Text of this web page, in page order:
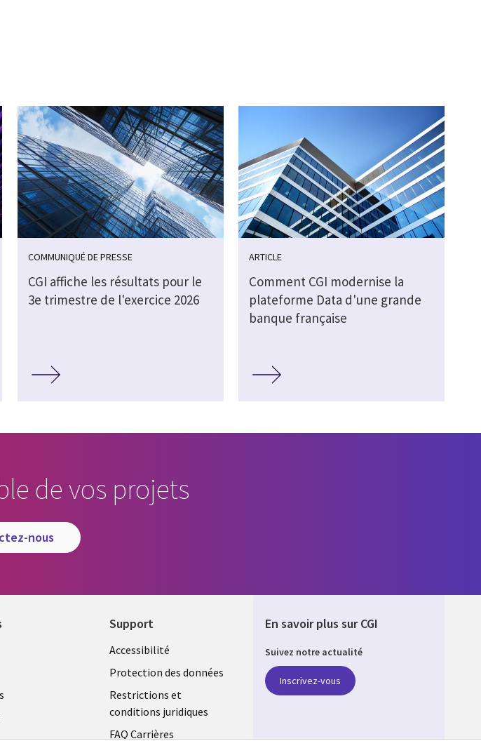
COMMUNIQUÉ DE PRESSE
CGI affiche les résultats pour le
3e trimestre de l'exercice 2026
ARTICLE
Comment CGI modernise la
plateforme Data d'une grande
banque française
de vos projets
nous
Support
Legal
FRANCE
Accessibilité
Protection des données
Restrictions et
conditions juridiques
FAQ Carrières
En savoir plus sur CGI
Suivez notre actualité
Inscrivez-vous